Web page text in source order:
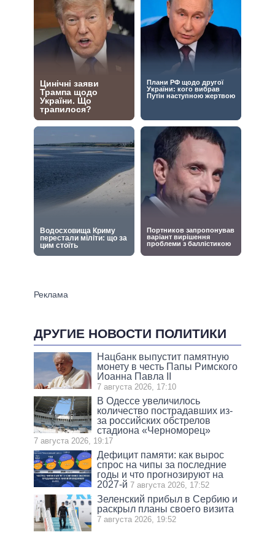
ДРУГИЕ НОВОСТИ ПОЛИТИКИ
Нацбанк выпустит памятную
монету в честь Папы Римского
Иоанна Павла II
7 августа 2026, 17:10
В Одессе увеличилось
количество пострадавших из-
за российских обстрелов
стадиона «Черноморец»
7 августа 2026, 19:17
Дефицит памяти: как вырос
спрос на чипы за последние
годы и что прогнозируют на
2027-й 7 августа 2026, 17:52
Зеленский прибыл в Сербию и
раскрыл планы своего визита
7 августа 2026, 19:52